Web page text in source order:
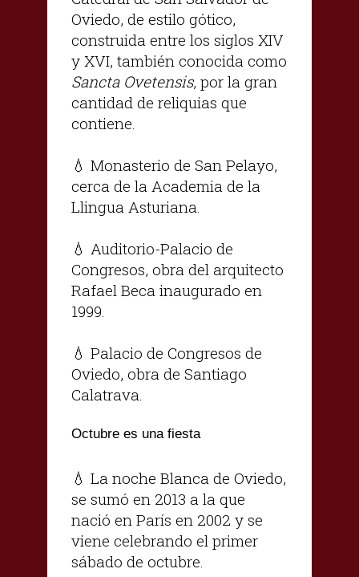
Oviedo, de estilo gótico,
construida entre los siglos XIV
y XVI, también conocida como
Sancta Ovetensis, por la gran
cantidad de reliquias que
contiene.
💧 Monasterio de San Pelayo,
cerca de la Academia de la
Llingua Asturiana.
💧 Auditorio-Palacio de
Congresos, obra del arquitecto
Rafael Beca inaugurado en
1999.
💧 Palacio de Congresos de
Oviedo, obra de Santiago
Calatrava.
Octubre es una fiesta
💧 La noche Blanca de Oviedo,
se sumó en 2013 a la que
nació en París en 2002 y se
viene celebrando el primer
sábado de octubre.